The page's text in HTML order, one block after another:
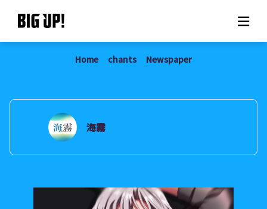
About BIG UP!
News
Rate plan
support
Usage flow
Home chants Newspaper
海霧